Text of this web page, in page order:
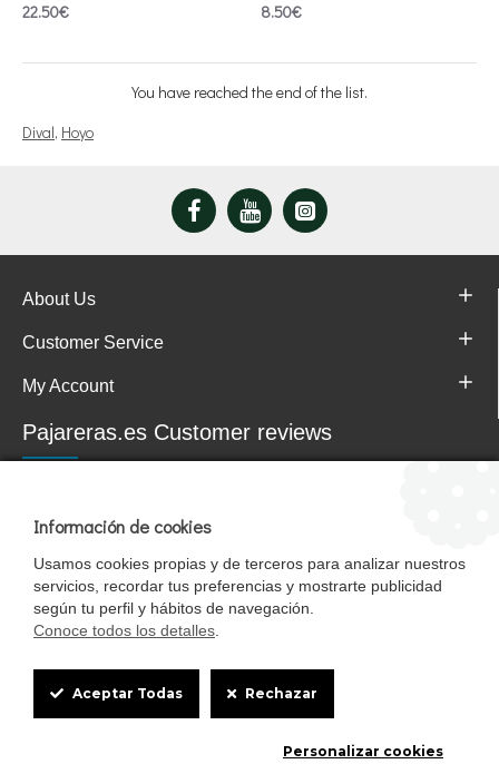
22.50€ 8.50€
You have reached the end of the list.
Dival, Hoyo
About Us
Customer Service
My Account
Pajareras.es Customer reviews
Mascotasalfalfa es de StrongCages S.L. CIF B-90150608 | C/ Pintores 6-8,
Pol. Ind. Gandul C.P. 41510 Mairena del Alcor (Sevilla)
Diseño y Tienda web: InterIberica
Cookie
Box
Información de cookies
Usamos cookies propias y de terceros para analizar nuestros
servicios, recordar tus preferencias y mostrarte publicidad
según tu perfil y hábitos de navegación.
Conoce todos los detalles
Aceptar Todas Rechazar
Personalizar cookies